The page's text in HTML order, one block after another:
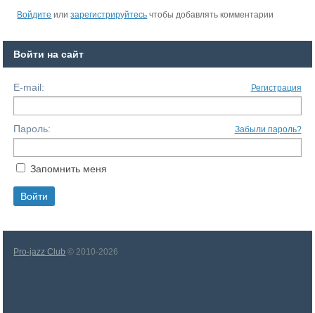
Войдите илизарегистрируйтесь чтобы добавлять комментарии
Войти на сайт
E-mail: Регистрация
Пароль: Забыли пароль?
Запомнить меня
Pro-jazz Club © 2010-2026